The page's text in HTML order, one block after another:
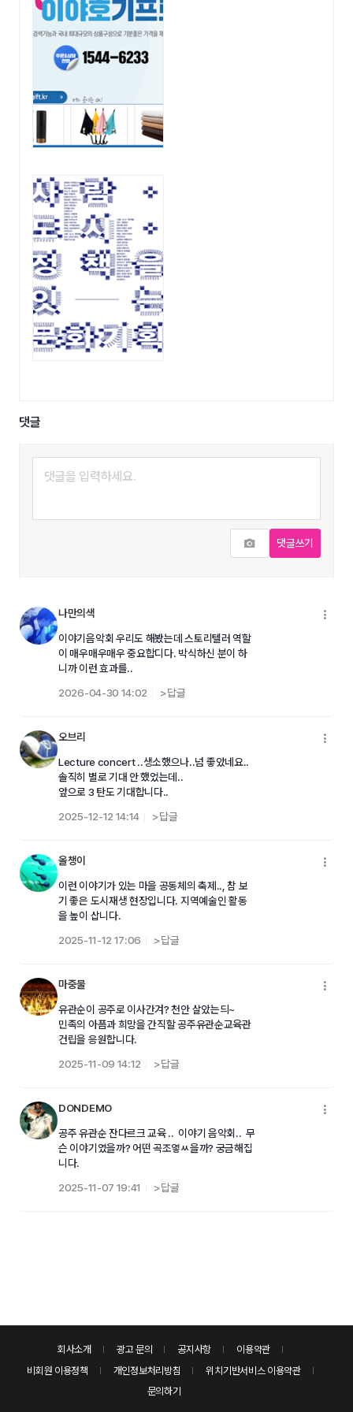
댓글
사진추가
댓글쓰기
나만의색
이야기음악회 우리도 해봤는데 스토리텔러 역할
이 매우매우매우 중요합디다. 박식하신 분이 하
니까 이런 효과를..
2026-04-30 14:02
>답글
오브리
Lecture concert ..생소했으나..넘 좋았네요..
솔직히 별로 기대 안 했었는데..
앞으로 3 탄도 기대합니다..
2025-12-12 14:14
>답글
올챙이
이런 이야기가 있는 마을 공동체의 축제.., 참 보
기 좋은 도시재생 현장입니다. 지역예술인 활동
을 높이 삽니다.
2025-11-12 17:06
>답글
마중물
유관순이 공주로 이사간겨? 천안 살았는듸~
민족의 아픔과 희망을 간직할 공주유관순교육관
건립을 응원합니다.
2025-11-09 14:12
>답글
DONDEMO
공주 유관순 잔다르크 교육 .. 이야기 음악회.. 무
슨 이야기였을까? 어떤 곡조옇ㅆ을까? 궁금해집
니다.
2025-11-07 19:41
>답글
회사소개 광고 문의 공지사항
이용약관
비회원 이용정책
개인정보처리방침
위치기반서비스 이용약관
문의하기